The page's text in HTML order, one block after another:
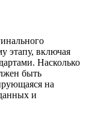
этапу, включая
Насколько
быть
на
и